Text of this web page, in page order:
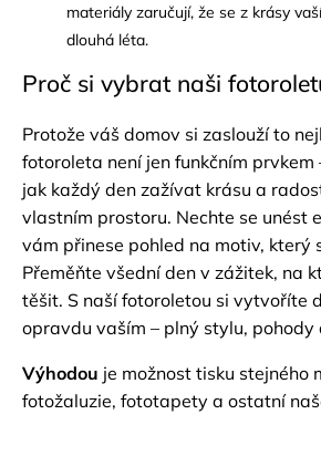
materiály zaručují, že se z krásy
dlouhá léta.
Proč si vybrat naši
Protože váš domov si zaslouží to
fotoroleta není jen funkčním prvkem
jak každý den zažívat krásu a
vlastním prostoru. Nechte se unést
vám přinese pohled na motiv, který
Přeměňte všední den v zážitek, na
těšit. S naší fotoroletou si vytvoříte
opravdu vaším – plný stylu, pohody
Výhodou je možnost tisku stejného
fotožaluzie, fototapety a ostatní